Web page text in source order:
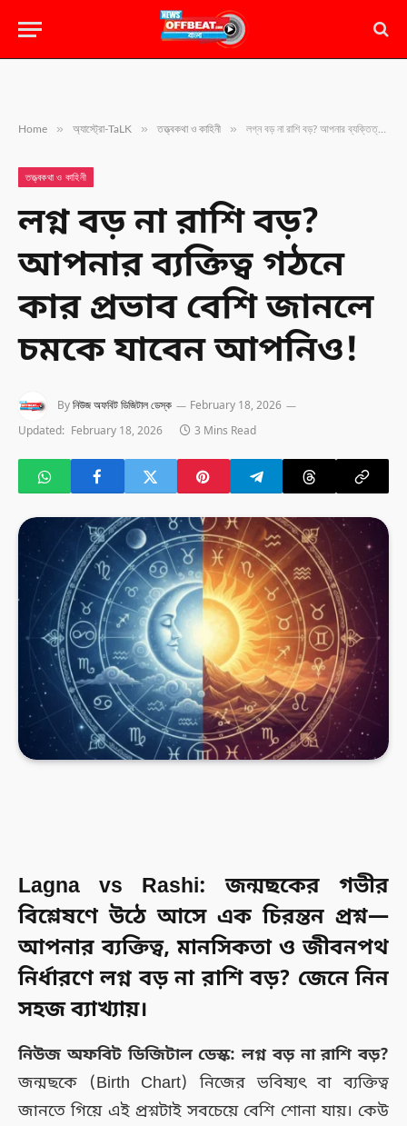
Home » অ্যাস্ট্রো-TaLK » তত্ত্বকথা ও কাহিনী » লগ্ন বড় না রাশি বড়? আপনার ব্যক্তিত্ব গঠনে কার প্রভাব বেশি জানলে চমকে যাবেন আপনিও!
তত্ত্বকথা ও কাহিনী
লগ্ন বড় না রাশি বড়?
আপনার ব্যক্তিত্ব গঠনে
কার প্রভাব বেশি জানলে
চমকে যাবেন আপনিও!
Byনিউজ অফবিট ডিজিটাল ডেস্ক
February 18, 2026
Updated: February 18, 2026 3 Mins Read
Lagna vs Rashi: জন্মছকের গভীর
বিশ্লেষণে উঠে আসে এক চিরন্তন প্রশ্ন—
আপনার ব্যক্তিত্ব, মানসিকতা ও জীবনপথ
নির্ধারণে লগ্ন বড় না রাশি বড়? জেনে নিন
সহজ ব্যাখ্যায়।
নিউজ অফবিট ডিজিটাল ডেস্ক: লগ্ন বড় না রাশি বড়?
জন্মছকে (Birth Chart) নিজের ভবিষ্যৎ বা ব্যক্তিত্ব
জানতে গিয়ে এই প্রশ্নটাই সবচেয়ে বেশি শোনা যায়। কেউ